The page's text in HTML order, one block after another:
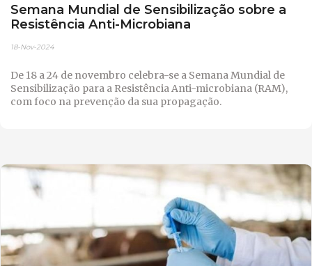
Semana Mundial de Sensibilização sobre a
Resistência Anti-Microbiana
18-Nov-2024
De 18 a 24 de novembro celebra-se a Semana Mundial de
Sensibilização para a Resistência Anti-microbiana (RAM),
com foco na prevenção da sua propagação.